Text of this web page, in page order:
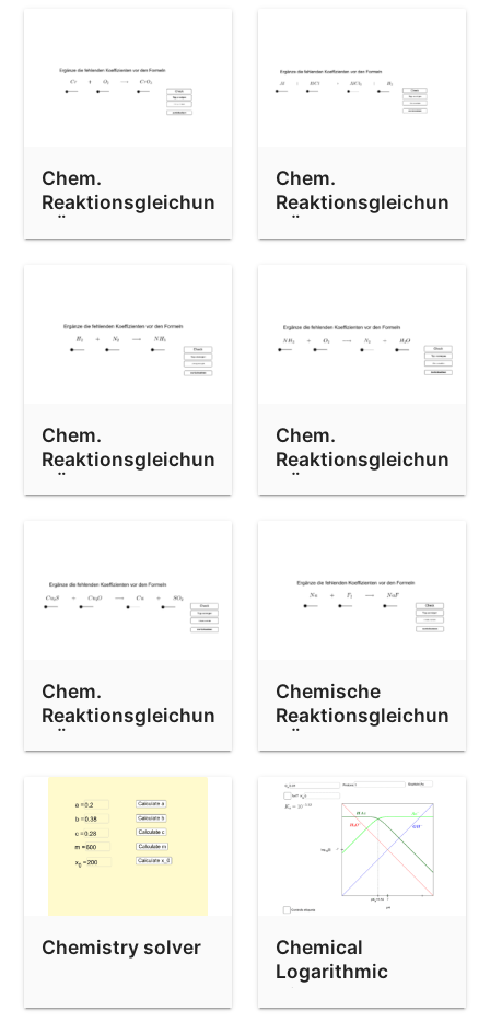
Chem.
Reaktionsgleichungen
Chem.
Reaktionsgleichungen
Chem.
Reaktionsgleichungen
- Übung 5
Chem.
Reaktionsgleichungen
- Übung 10
Chem.
Reaktionsgleichungen
- Übung 9
Chemische
Reaktionsgleichungen
- Übung 2
Chemistry solver
Chemical
Logarithmic
Diagram